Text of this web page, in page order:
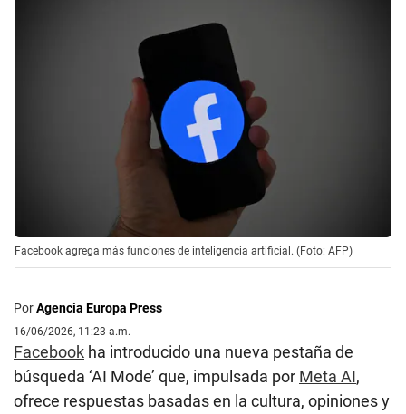
Facebook agrega más funciones de inteligencia artificial. (Foto: AFP)
PorAgencia Europa Press
16/06/2026, 11:23 a.m.
Facebook ha introducido una nueva pestaña de
búsqueda ‘AI Mode’ que, impulsada por Meta AI,
ofrece respuestas basadas en la cultura, opiniones y